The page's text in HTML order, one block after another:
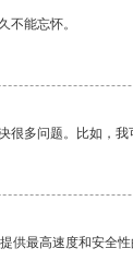
不能忘怀。
很多问题。比如，
供最高速度和安全